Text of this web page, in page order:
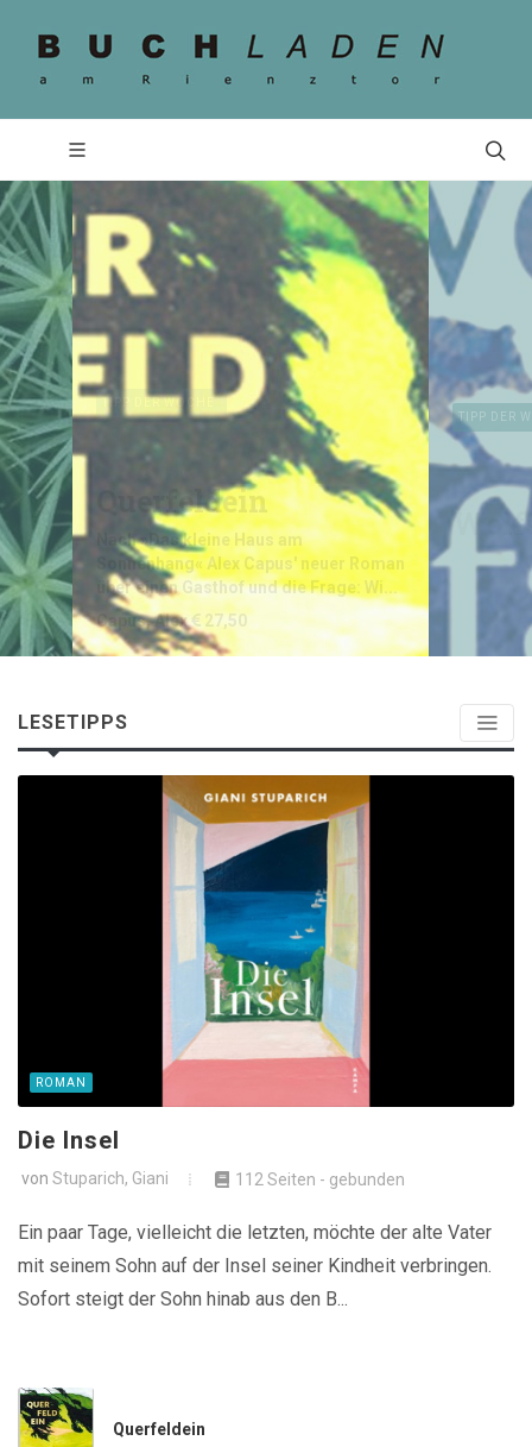
Wolfspfade
Eine fesselnde literarische Reportage
von einem der interessantesten
Reiseschriftsteller Großbrit...
LESETIPPS
ROMAN
Die Insel
von Stuparich, Giani 112 Seiten - gebunden
Ein paar Tage, vielleicht die letzten, möchte der alte Vater
mit seinem Sohn auf der Insel seiner Kindheit verbringen.
Sofort steigt der Sohn hinab aus den B...
Querfeldein